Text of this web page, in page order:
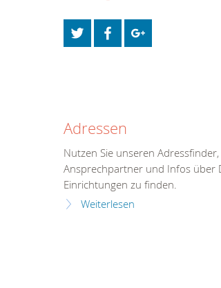
Adressen
Nutzen Sie unseren
Ansprechpartner und Infos über
Einrichtungen zu finden.
Weiterlesen